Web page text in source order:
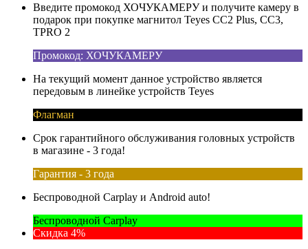
Введите промокод ХОЧУКАМЕРУ и получите камеру в
подарок при покупке магнитол Teyes CC2 Plus, CC3,
TPRO 2
Промокод: ХОЧУКАМЕРУ
На текущий момент данное устройство является
передовым в линейке устройств Teyes
Флагман
Срок гарантийного обслуживания головных устройств
в магазине - 3 года!
Гарантия - 3 года
Беспроводной Carplay и Android auto!
Беспроводной Carplay
Скидка 4%